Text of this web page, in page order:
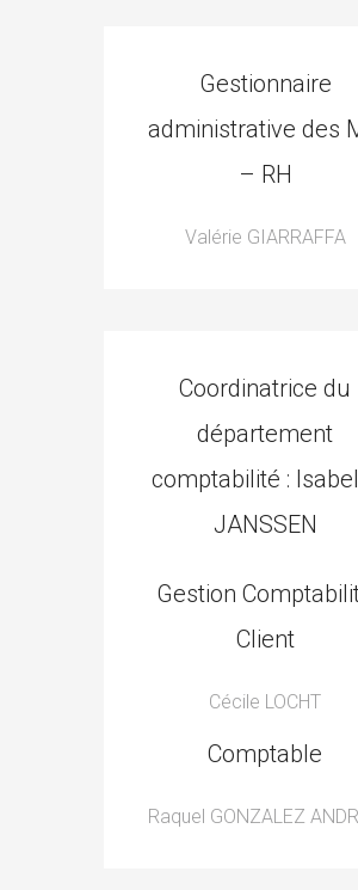
Gestionnaire
administrative des
– RH
Valérie GIARRAFFA
Coordinatrice du
département
comptabilité :
JANSSEN
Gestion
Client
Cécile LOCHT
Comptable
Raquel GONZALEZ